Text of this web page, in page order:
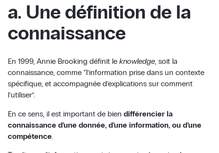
a. Une définition de la
connaissance
En 1999, Annie Brooking définit le knowledge, soit la
connaissance, comme “l’information prise dans un contexte
spécifique, et accompagnée d’explications sur comment
l’utiliser”.
En ce sens, il est important de bien différencier la
connaissance d’une donnée, d’une information, ou d’une
compétence.